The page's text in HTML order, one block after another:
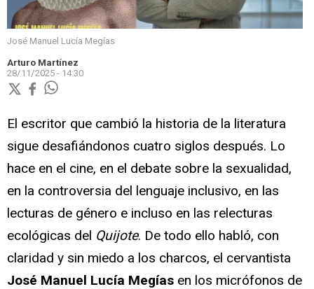
José Manuel Lucía Megías
Arturo Martínez
28/11/2025 - 14:30
El escritor que cambió la historia de la literatura
sigue desafiándonos cuatro siglos después. Lo
hace en el cine, en el debate sobre la sexualidad,
en la controversia del lenguaje inclusivo, en las
lecturas de género e incluso en las relecturas
ecológicas del Quijote. De todo ello habló, con
claridad y sin miedo a los charcos, el cervantista
José Manuel Lucía Megías en los micrófonos de